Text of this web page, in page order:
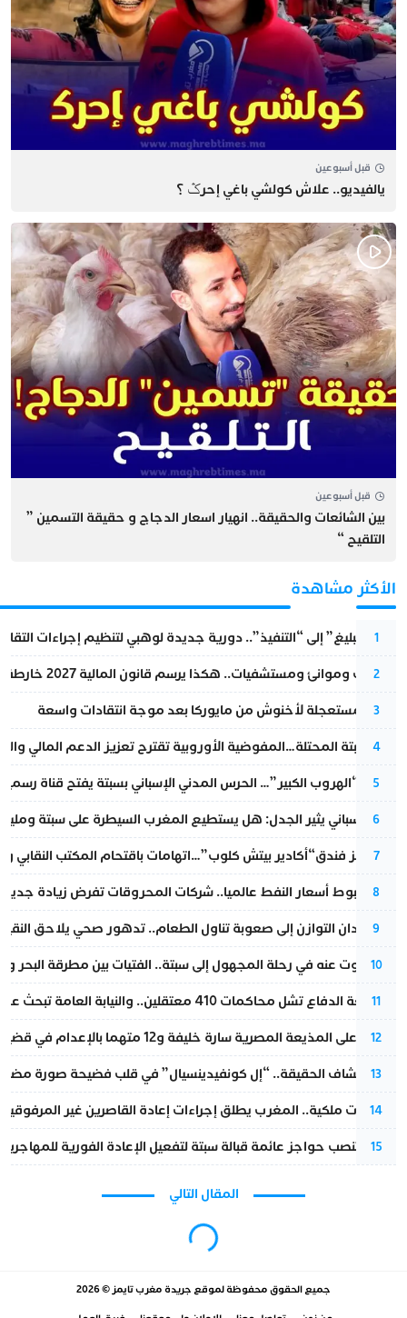
قبل أسبوعين
يالفيديو.. علاش كولشي باغي إحرݣ ؟
قبل أسبوعين
بين الشائعات والحقيقة.. انهيار اسعار الدجاج و حقيقة التسمين ”
التلقيح “
الأكثر مشاهدة
1
من “التبليغ” إلى “التنفيذ”.. دورية جديدة لوهبي لتنظيم إجراءات
2
قطارات وموانئ ومستشفيات.. هكذا يرسم قانون المالية 2027 خارطة المغرب المقبل
3
عودة مستعجلة لأخنوش من مايوركا بعد موجة انتقادات واسعة
4
أزمة سبتة المحتلة…المفوضية الأوروبية تقترح تعزيز الدعم المالي
5
عملية “الهروب الكبير”… الحرس المدني الإسباني بسبتة يفتح قناة
6
تقرير إسباني يثير الجدل: هل يستطيع المغرب السيطرة على سبتة
7
أزمة تهز فندق“أكادير بيتش كلوب”…اتهامات باقتحام المكتب النقابي
8
رغم هبوط أسعار النفط عالميا.. شركات المحروقات تفرض زيادة
9
من فقدان التوازن إلى صعوبة تناول الطعام.. تدهور صحي يلاحق النقيب
10
المسكوت عنه في رحلة المجهول إلى سبتة.. الفتيات بين مطرقة البحر
11
مقاطعة الدفاع تشل محاكمات 410 معتقلين.. والنيابة العامة تبحث عن حل قانوني
12
الحكم على المذيعة المصرية سارة خليفة و12 متهما بالإعدام في قضية هزت بلاد الفراعنة
13
بعد انكشاف الحقيقة.. “إل كونفيدينسيال” في قلب فضيحة صورة
14
بتعليمات ملكية.. المغرب يطلق إجراءات إعادة القاصرين غير
15
إسبانيا تنصب حواجز عائمة قبالة سبتة لتفعيل الإعادة الفورية للمهاجرين
المقال التالي
البيضاء إلى نموذج أمني عالمي (صور)